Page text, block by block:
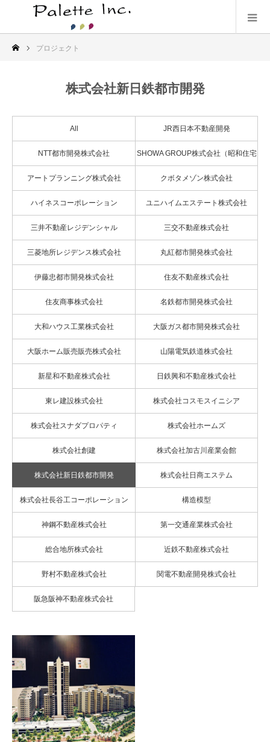
プロジェクト
株式会社新日鉄都市開発
All JR西日本不動産開発
NTT都市開発株式会社 SHOWA GROUP株式会社（昭和住宅
株式会社）
アートプランニング株式会社 クボタメゾン株式会社
ハイネスコーポレーション ユニハイムエステート株式会社
三井不動産レジデンシャル 三交不動産株式会社
三菱地所レジデンス株式会社 丸紅都市開発株式会社
伊藤忠都市開発株式会社 住友不動産株式会社
住友商事株式会社 名鉄都市開発株式会社
大和ハウス工業株式会社 大阪ガス都市開発株式会社
大阪ホーム販売販売株式会社 山陽電気鉄道株式会社
新星和不動産株式会社 日鉄興和不動産株式会社
東レ建設株式会社 株式会社コスモスイニシア
株式会社スナダプロパティ 株式会社ホームズ
株式会社創建 株式会社加古川産業会館
株式会社新日鉄都市開発 株式会社日商エステム
株式会社長谷工コーポレーション 構造模型
神鋼不動産株式会社 第一交通産業株式会社
総合地所株式会社 近鉄不動産株式会社
野村不動産株式会社 関電不動産開発株式会社
阪急阪神不動産株式会社